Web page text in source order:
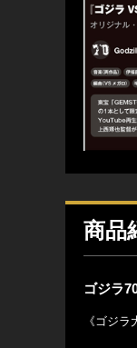
商品
ゴジラ
《ゴジ